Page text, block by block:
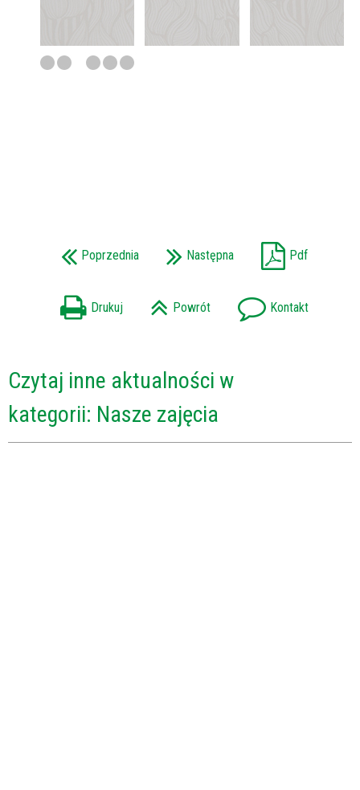
Poprzednia Następna Pdf
Drukuj Powrót Kontakt
Czytaj inne aktualności w
kategorii: Nasze zajęcia